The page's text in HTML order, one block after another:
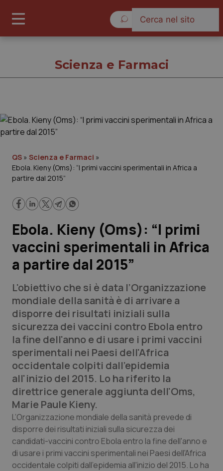
Governo e Parlamento
Regioni e Asl
Lavoro e Professioni
Scienza e Farmaci
Studi e Analisi
Lettere al direttore
Edizioni Regionali
QS Pro
Professionisti Sanitari.AI
Abruzzo
Basilicata
Calabria
QS Pro Gold
Artrite & artrosi
Asma & BPCO
QS Club Newsletter
Scienza e Farmaci
QS » Scienza e Farmaci »
Ebola. Kieny (Oms): “I primi vaccini sperimentali in Africa a
partire dal 2015”
Ebola. Kieny (Oms): “I primi
vaccini sperimentali in Africa
a partire dal 2015”
L'obiettivo che si è data l’Organizzazione
mondiale della sanità è di arrivare a
disporre dei risultati iniziali sulla
sicurezza dei vaccini contro Ebola entro
la fine dell'anno e di usare i primi vaccini
sperimentali nei Paesi dell'Africa
occidentale colpiti dall'epidemia
all'inizio del 2015. Lo ha riferito la
direttrice generale aggiunta dell'Oms,
Marie Paule Kieny.
L’Organizzazione mondiale della sanità prevede di
disporre dei risultati iniziali sulla sicurezza dei
candidati-vaccini contro Ebola entro la fine dell'anno e
di usare i primi vaccini sperimentali nei Paesi dell'Africa
occidentale colpiti dall'epidemia all'inizio del 2015. Lo ha